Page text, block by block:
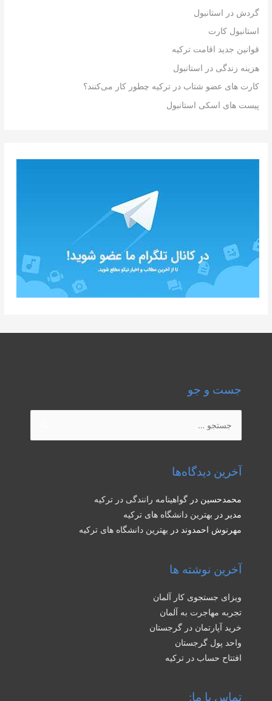
گردش در استانبول
استانبول کارت
قوانین جدید اقامت ترکیه
هزینه زندگی در استانبول
کارت های عضو شتاب در ترکیه چطور کار می‌کنند؟
پیست های اسکی استانبول
جست و جو
برای:
آخرین دیدگاه‌ها
محمدحسین در گواهینامه رانندگی در ترکیه
مدیر در بهترین دانشگاه های ترکیه
مهرنوش احمدوند در بهترین دانشگاه های ترکیه
آخرین نوشته ها
ویزای جستجوی کار آلمان
تجربه مهاجرت به آلمان
خرید آپارتمان در گرجستان
واحد پول گرجستان
افتتاح حساب در ترکیه
تماس با ما: